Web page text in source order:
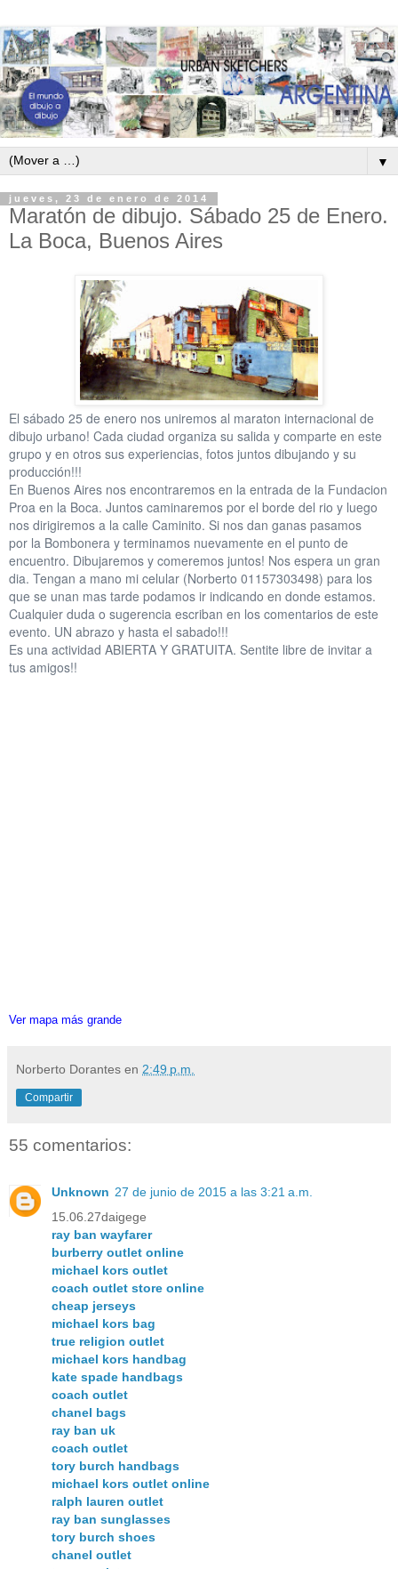
▼
jueves, 23 de enero de 2014
Maratón de dibujo. Sábado 25 de Enero.
La Boca, Buenos Aires
El sábado 25 de enero nos uniremos al maraton internacional de
dibujo urbano! Cada ciudad organiza su salida y comparte en este
grupo y en otros sus experiencias, fotos juntos dibujando y su
producción!!!
En Buenos Aires nos encontraremos en la entrada de la Fundacion
Proa en la Boca. Juntos caminaremos por el borde del rio y luego
nos dirigiremos a la calle Caminito. Si nos dan ganas pasamos
por la Bombonera y terminamos nuevamente en el punto de
encuentro. Dibujaremos y comeremos juntos! Nos espera un gran
dia. Tengan a mano mi celular (Norberto 01157303498) para los
que se unan mas tarde podamos ir indicando en donde estamos.
Cualquier duda o sugerencia escriban en los comentarios de este
evento. UN abrazo y hasta el sabado!!!
Es una actividad ABIERTA Y GRATUITA. Sentite libre de invitar a
tus amigos!!
Ver mapa más grande
Norberto Dorantes en 2:49 p.m.
Compartir
55 comentarios:
Unknown 27 de junio de 2015 a las 3:21 a.m.
15.06.27daigege
ray ban wayfarer
burberry outlet online
michael kors outlet
coach outlet store online
cheap jerseys
michael kors bag
true religion outlet
michael kors handbag
kate spade handbags
coach outlet
chanel bags
ray ban uk
coach outlet
tory burch handbags
michael kors outlet online
ralph lauren outlet
ray ban sunglasses
tory burch shoes
chanel outlet